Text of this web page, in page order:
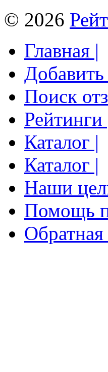
© 2026
Главная |
Добавить
Поиск
Рейтинги
Каталог |
Каталог |
Наши
Помощь
Обратная